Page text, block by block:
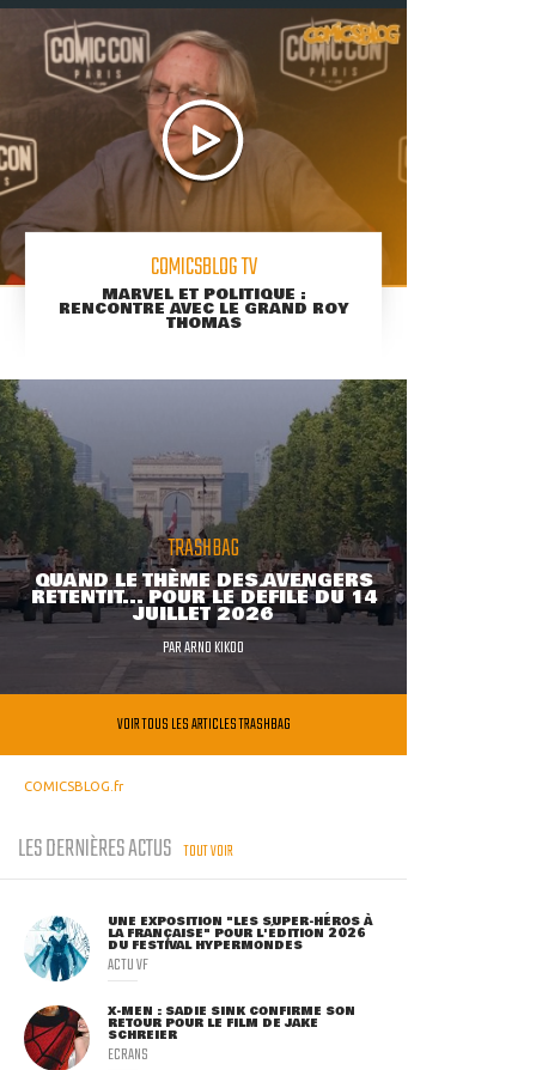
COMICSBLOG TV
MARVEL ET POLITIQUE :
RENCONTRE AVEC LE GRAND ROY
THOMAS
TRASHBAG
QUAND LE THÈME DES AVENGERS
RETENTIT... POUR LE DÉFILÉ DU 14
JUILLET 2026
PARARNO KIKOO
VOIR TOUS LES ARTICLES TRASHBAG
COMICSBLOG.fr
LES DERNIÈRES ACTUS TOUT VOIR
UNE EXPOSITION "LES SUPER-HÉROS À
LA FRANÇAISE" POUR L'ÉDITION 2026
DU FESTIVAL HYPERMONDES
ACTU VF
X-MEN : SADIE SINK CONFIRME SON
RETOUR POUR LE FILM DE JAKE
SCHREIER
ECRANS